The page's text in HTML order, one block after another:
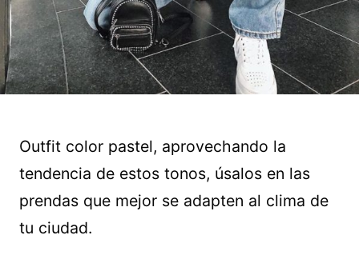
Outfit color pastel, aprovechando la
tendencia de estos tonos, úsalos en las
prendas que mejor se adapten al clima de
tu ciudad.